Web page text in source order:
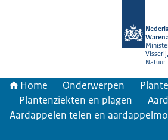
Natuur
Home Onderwerpen
Plantenziekten en plagen
Aardappelen telen en